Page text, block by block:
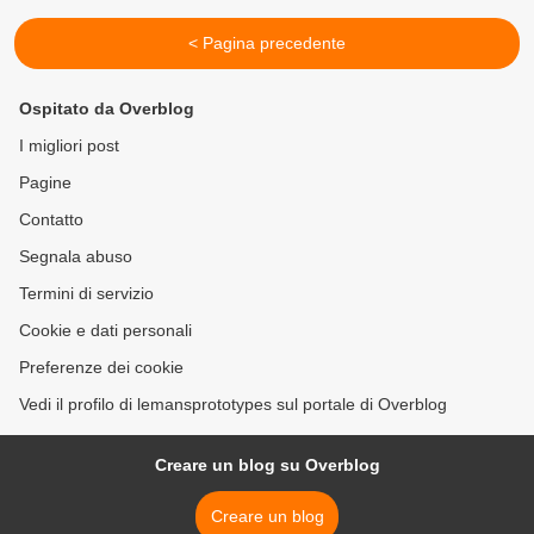
< Pagina precedente
Ospitato da Overblog
I migliori post
Pagine
Contatto
Segnala abuso
Termini di servizio
Cookie e dati personali
Preferenze dei cookie
Vedi il profilo di lemansprototypes sul portale di Overblog
Creare un blog su Overblog
Creare un blog